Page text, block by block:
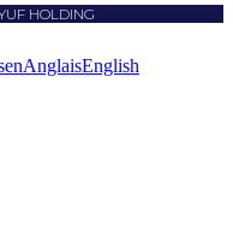
HOLDING
enAnglaisEnglish